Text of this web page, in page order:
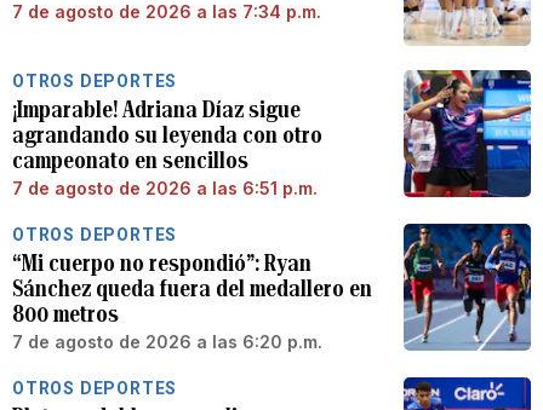
7 de agosto de 2026 a las 7:34 p.m.
OTROS DEPORTES
¡Imparable! Adriana Díaz sigue
agrandando su leyenda con otro
campeonato en sencillos
7 de agosto de 2026 a las 6:51 p.m.
OTROS DEPORTES
“Mi cuerpo no respondió”: Ryan
Sánchez queda fuera del medallero en
800 metros
7 de agosto de 2026 a las 6:20 p.m.
OTROS DEPORTES